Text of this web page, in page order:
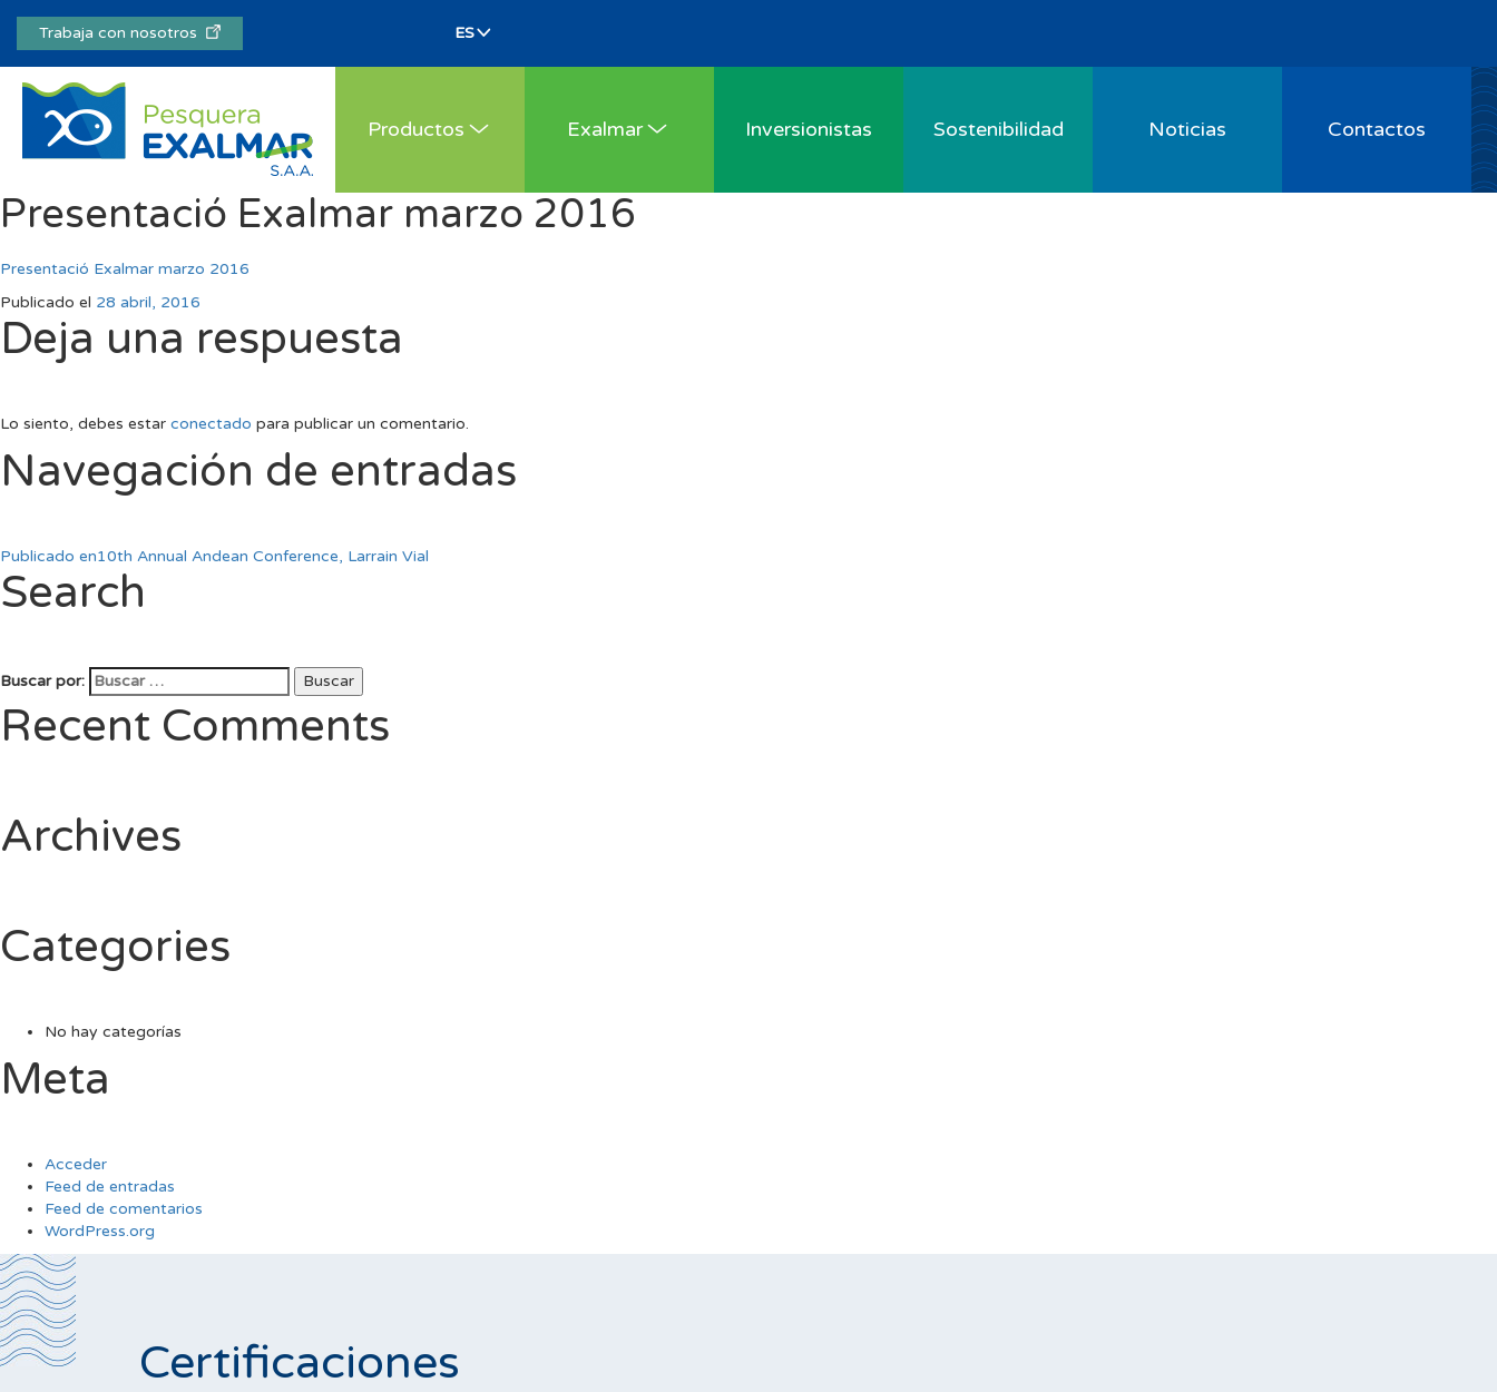
Trabaja con nosotros
Productos Exalmar Inversionistas Sostenibilidad Noticias Contactos
Presentació Exalmar marzo 2016
Presentació Exalmar marzo 2016
Publicado el 28 abril, 2016
Deja una respuesta
Lo siento, debes estar conectado para publicar un comentario.
Navegación de entradas
Publicado en10th Annual Andean Conference, Larrain Vial
Search
Buscar por: Buscar
Recent Comments
Archives
Categories
No hay categorías
Meta
Acceder
Feed de entradas
Feed de comentarios
WordPress.org
Certificaciones